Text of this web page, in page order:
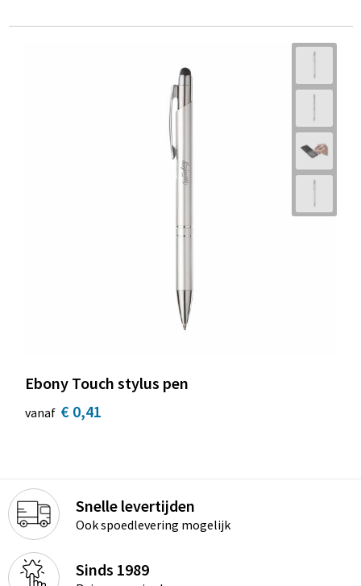
Ebony Touch stylus pen
vanaf € 0,41
Snelle levertijden
Ook spoedlevering mogelijk
Sinds 1989